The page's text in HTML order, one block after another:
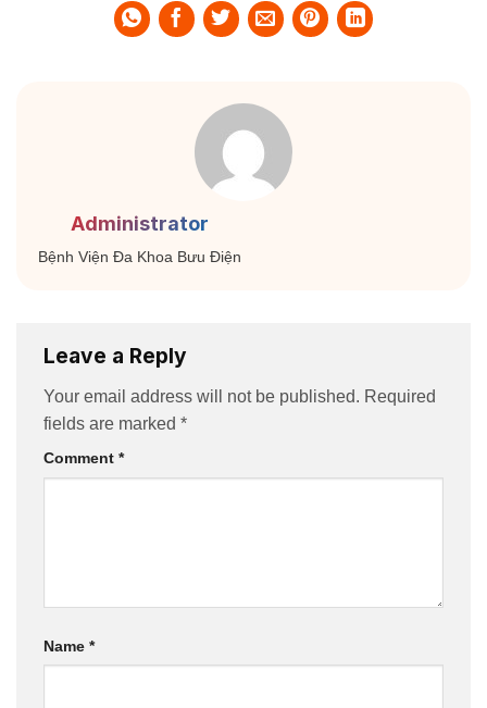
Administrator
Bệnh Viện Đa Khoa Bưu Điện
Leave a Reply
Your email address will not be published. Required
fields are marked *
Comment *
Name *